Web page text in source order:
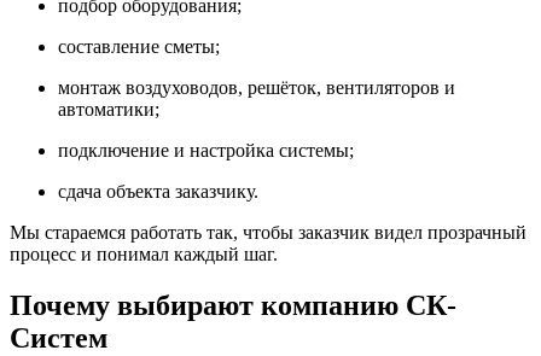
подбор оборудования;
составление сметы;
монтаж воздуховодов, решёток, вентиляторов и
автоматики;
подключение и настройка системы;
сдача объекта заказчику.
Мы стараемся работать так, чтобы заказчик видел прозрачный
процесс и понимал каждый шаг.
Почему выбирают компанию СК-
Систем